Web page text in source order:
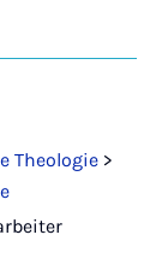
Theologie >